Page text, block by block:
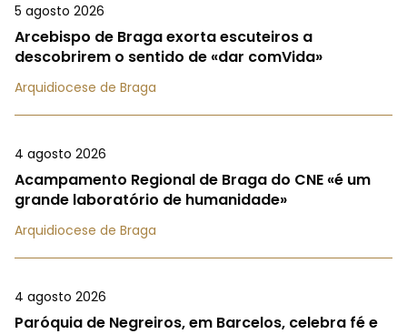
5 agosto 2026
Arcebispo de Braga exorta escuteiros a
descobrirem o sentido de «dar comVida»
Arquidiocese de Braga
4 agosto 2026
Acampamento Regional de Braga do CNE «é um
grande laboratório de humanidade»
Arquidiocese de Braga
4 agosto 2026
Paróquia de Negreiros, em Barcelos, celebra fé e